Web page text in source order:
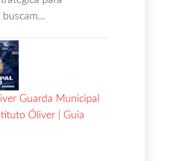
buscam…
Guarda Municipal
Óliver | Guia